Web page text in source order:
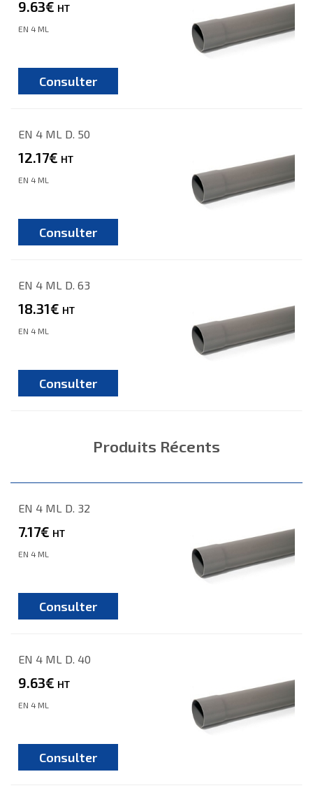
9.63€ HT
EN 4 ML
Consulter
EN 4 ML D. 50
12.17€ HT
EN 4 ML
Consulter
EN 4 ML D. 63
18.31€ HT
EN 4 ML
Consulter
Produits Récents
EN 4 ML D. 32
7.17€ HT
EN 4 ML
Consulter
EN 4 ML D. 40
9.63€ HT
EN 4 ML
Consulter